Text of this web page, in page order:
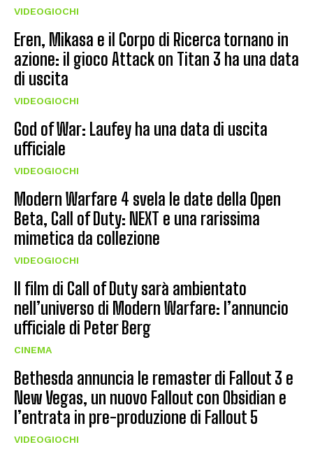
VIDEOGIOCHI
Eren, Mikasa e il Corpo di Ricerca tornano in
azione: il gioco Attack on Titan 3 ha una data
di uscita
VIDEOGIOCHI
God of War: Laufey ha una data di uscita
ufficiale
VIDEOGIOCHI
Modern Warfare 4 svela le date della Open
Beta, Call of Duty: NEXT e una rarissima
mimetica da collezione
VIDEOGIOCHI
Il film di Call of Duty sarà ambientato
nell’universo di Modern Warfare: l’annuncio
ufficiale di Peter Berg
CINEMA
Bethesda annuncia le remaster di Fallout 3 e
New Vegas, un nuovo Fallout con Obsidian e
l’entrata in pre-produzione di Fallout 5
VIDEOGIOCHI